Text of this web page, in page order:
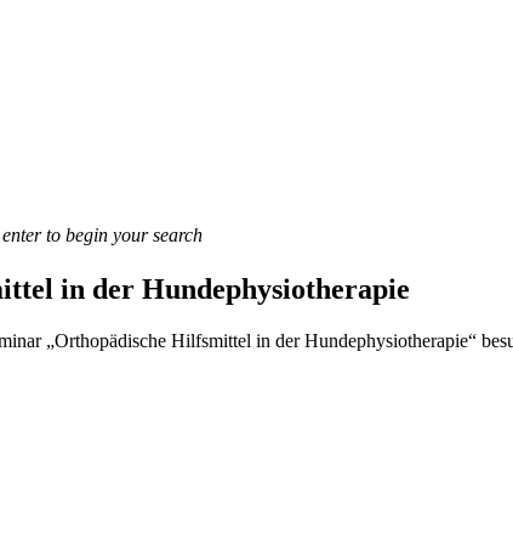
enter to begin your search
in der Hundephysiotherapie
„Orthopädische Hilfsmittel in der Hundephysiotherapie“